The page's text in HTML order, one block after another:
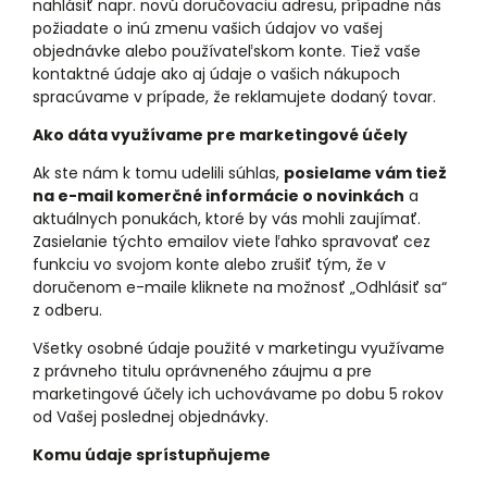
nahlásiť napr. novú doručovaciu adresu, prípadne nás
požiadate o inú zmenu vašich údajov vo vašej
objednávke alebo používateľskom konte. Tiež vaše
kontaktné údaje ako aj údaje o vašich nákupoch
spracúvame v prípade, že reklamujete dodaný tovar.
Ako dáta využívame pre marketingové účely
Ak ste nám k tomu udelili súhlas, posielame vám tiež
na e-mail komerčné informácie o novinkách a
aktuálnych ponukách, ktoré by vás mohli zaujímať.
Zasielanie týchto emailov viete ľahko spravovať cez
funkciu vo svojom konte alebo zrušiť tým, že v
doručenom e-maile kliknete na možnosť „Odhlásiť sa“
z odberu.
Všetky osobné údaje použité v marketingu využívame
z právneho titulu oprávneného záujmu a pre
marketingové účely ich uchovávame po dobu 5 rokov
od Vašej poslednej objednávky.
Komu údaje sprístupňujeme